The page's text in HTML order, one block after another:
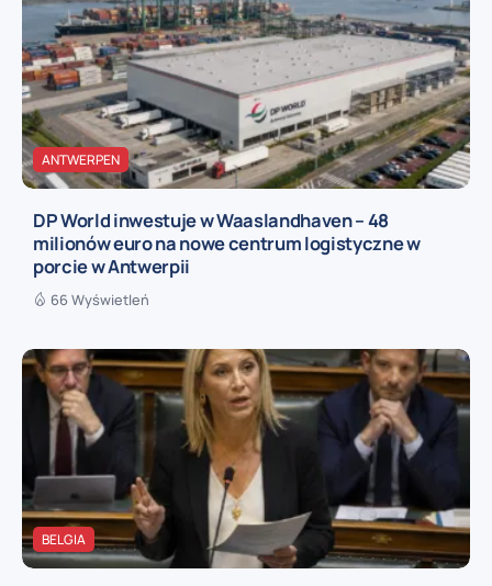
ANTWERPEN
DP World inwestuje w Waaslandhaven – 48
milionów euro na nowe centrum logistyczne w
porcie w Antwerpii
66 Wyświetleń
BELGIA